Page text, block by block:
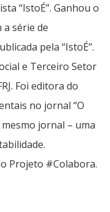
“IstoÉ”. Ganhou o
a série de
pela “IstoÉ”.
e Terceiro Setor
Foi editora do
no jornal “O
mesmo jornal – uma
Projeto #Colabora.